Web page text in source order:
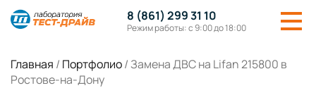
8 (861) 299 31 10
Режим работы: с 9:00 до 18:00
Главная / Портфолио/ Замена ДВС на Lifan 215800 в
Ростове-на-Дону